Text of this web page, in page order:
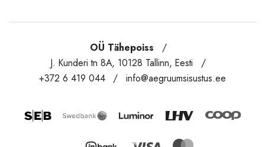
OÜ Tähepoiss
J. Kunderi tn 8A, 10128 Tallinn, Eesti
+372 6 419 044
info@aegruumsisustus.ee